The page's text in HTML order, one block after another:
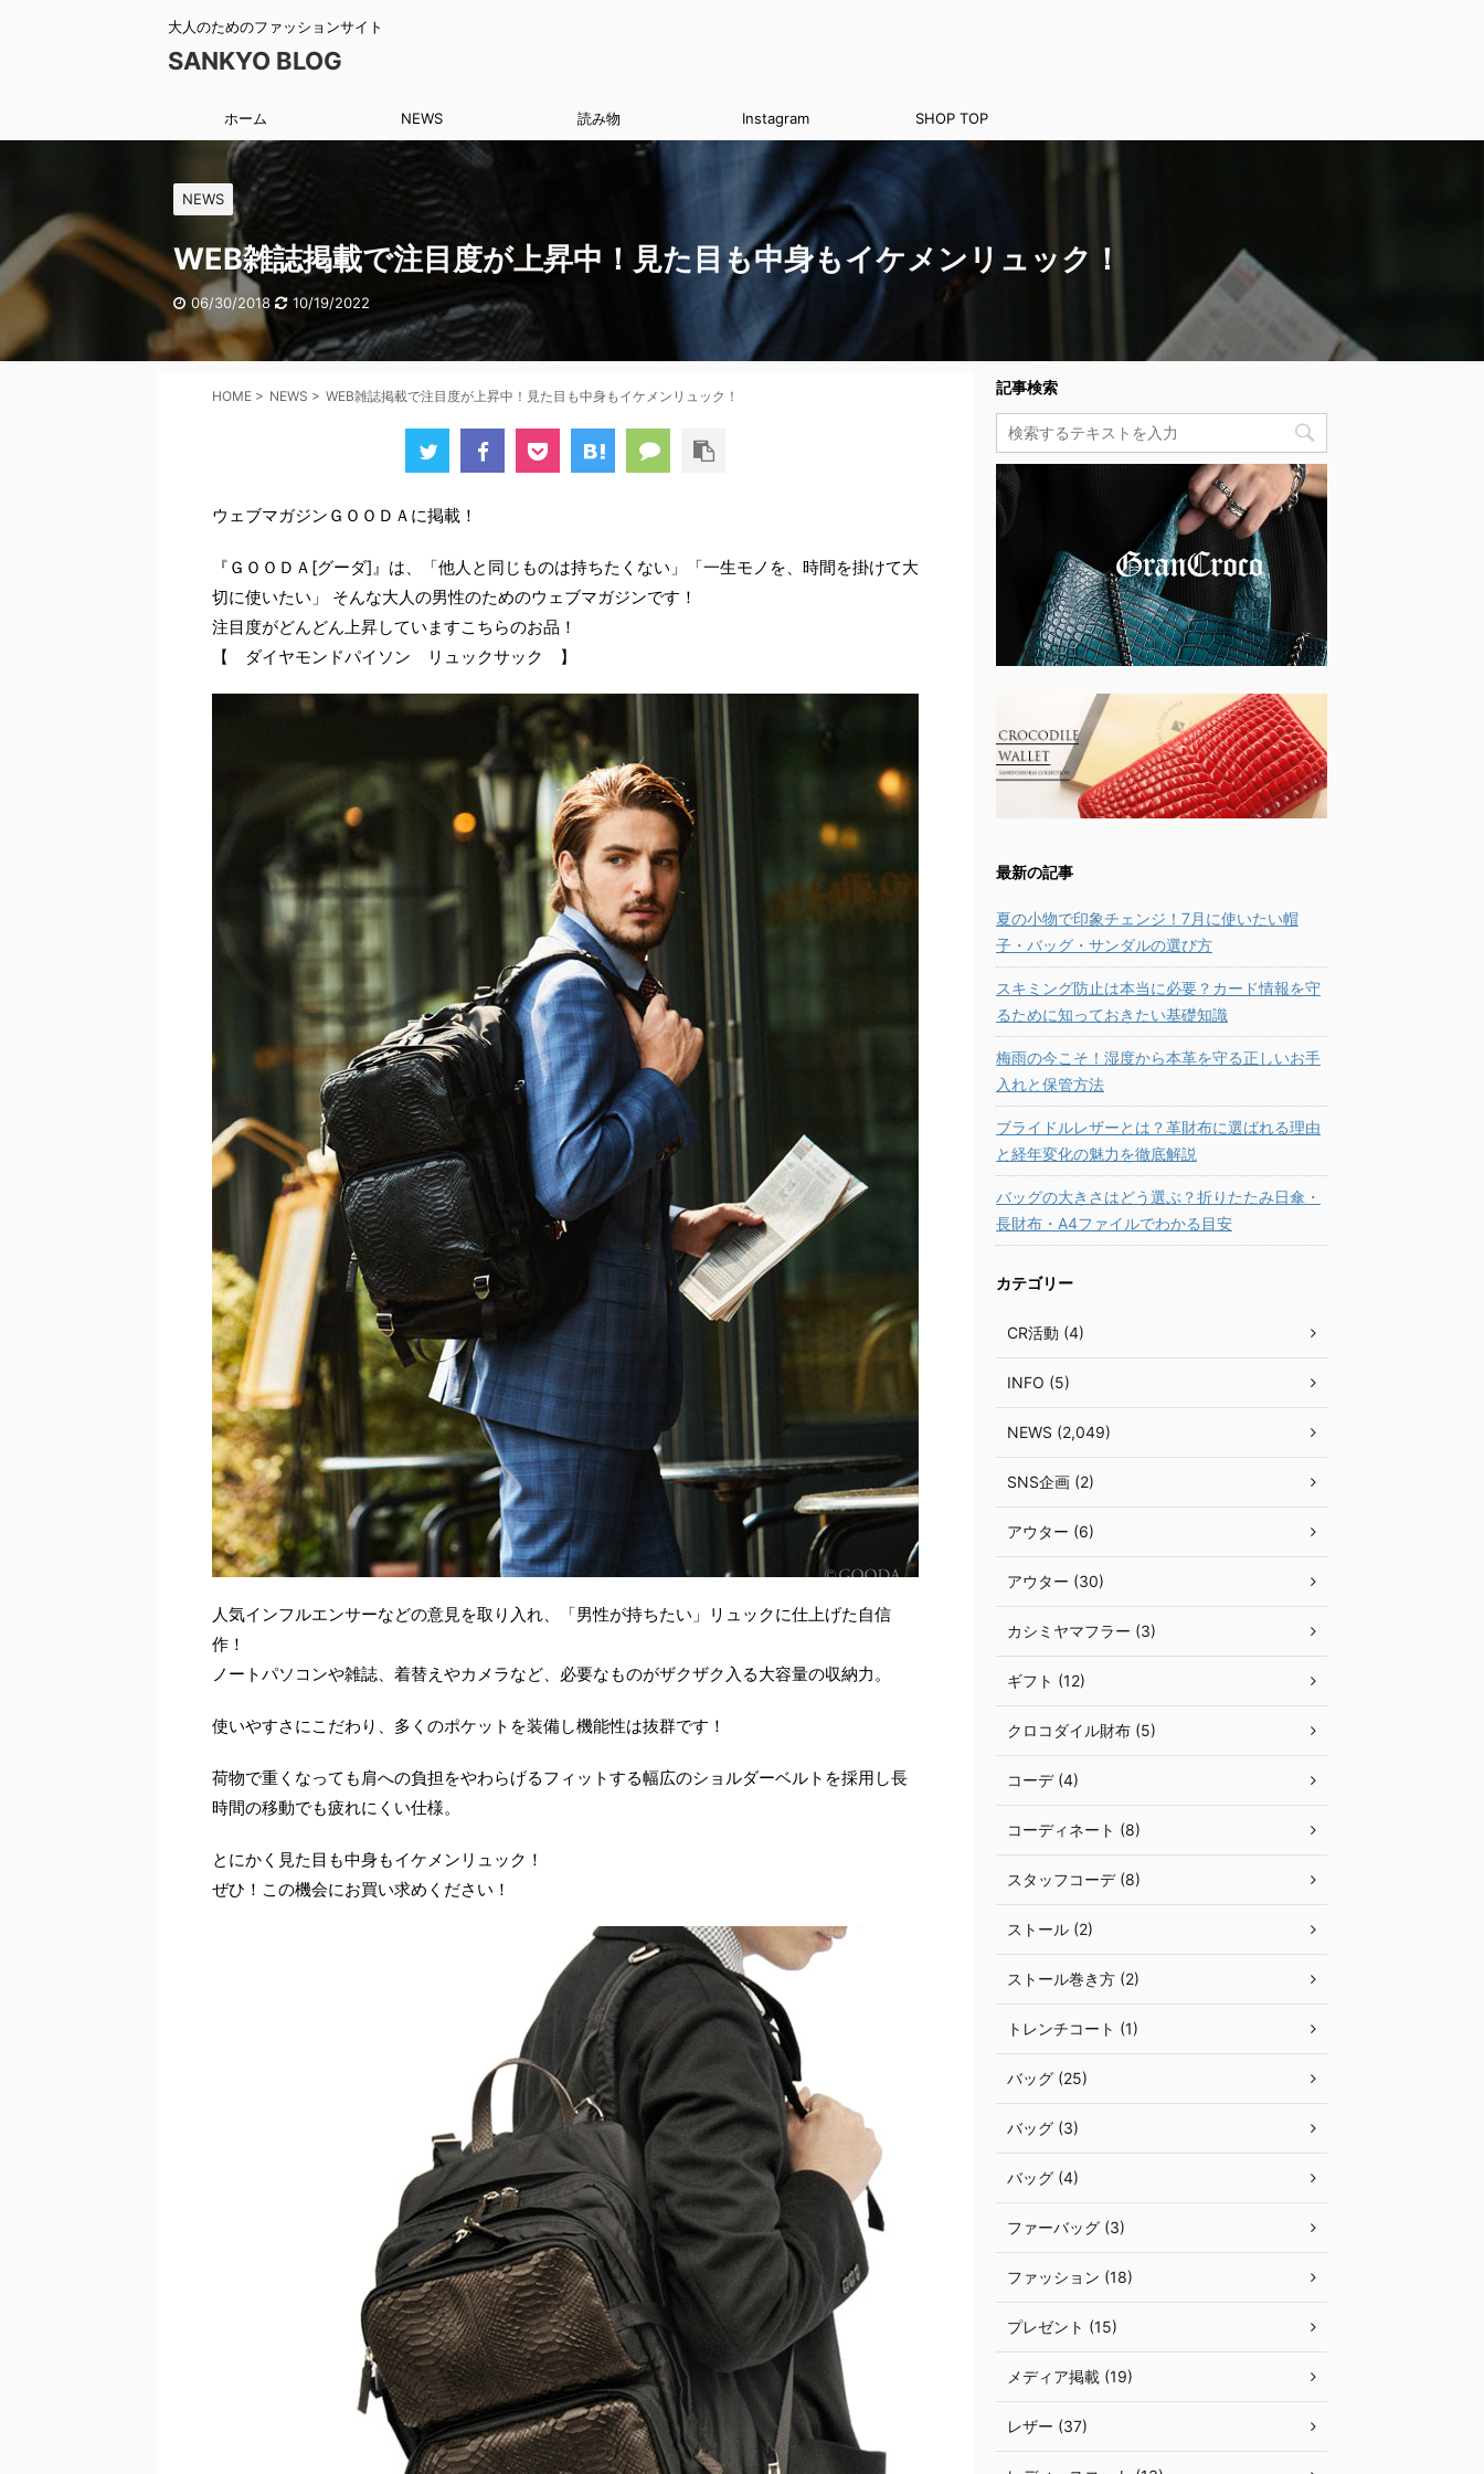
大人のためのファッションサイト
SANKYO BLOG
ホーム NEWS 読み物 Instagram SHOP TOP
NEWS
WEB雑誌掲載で注目度が上昇中！見た目も中身もイケメンリュック！
06/30/2018 10/19/2022
HOME > NEWS > WEB雑誌掲載で注目度が上昇中！見た目も中身もイケメンリュック！
ウェブマガジンＧＯＯＤＡに掲載！
『ＧＯＯＤＡ[グーダ]』は、「他人と同じものは持ちたくない」「一生モノを、時間を掛けて大
切に使いたい」 そんな大人の男性のためのウェブマガジンです！
注目度がどんどん上昇していますこちらのお品！
【 ダイヤモンドパイソン リュックサック 】
人気インフルエンサーなどの意見を取り入れ、「男性が持ちたい」リュックに仕上げた自信
作！
ノートパソコンや雑誌、着替えやカメラなど、必要なものがザクザク入る大容量の収納力。
使いやすさにこだわり、多くのポケットを装備し機能性は抜群です！
荷物で重くなっても肩への負担をやわらげるフィットする幅広のショルダーベルトを採用し長
時間の移動でも疲れにくい仕様。
とにかく見た目も中身もイケメンリュック！
ぜひ！この機会にお買い求めください！
記事検索
最新の記事
夏の小物で印象チェンジ！7月に使いたい帽
子・バッグ・サンダルの選び方
スキミング防止は本当に必要？カード情報を守
るために知っておきたい基礎知識
梅雨の今こそ！湿度から本革を守る正しいお手
入れと保管方法
ブライドルレザーとは？革財布に選ばれる理由
と経年変化の魅力を徹底解説
バッグの大きさはどう選ぶ？折りたたみ日傘・
長財布・A4ファイルでわかる目安
カテゴリー
CR活動 (4)
INFO (5)
NEWS (2,049)
SNS企画 (2)
アウター (6)
アウター (30)
カシミヤマフラー (3)
ギフト (12)
クロコダイル財布 (5)
コーデ (4)
コーディネート (8)
スタッフコーデ (8)
ストール (2)
ストール巻き方 (2)
トレンチコート (1)
バッグ (25)
バッグ (3)
バッグ (4)
ファーバッグ (3)
ファッション (18)
プレゼント (15)
メディア掲載 (19)
レザー (37)